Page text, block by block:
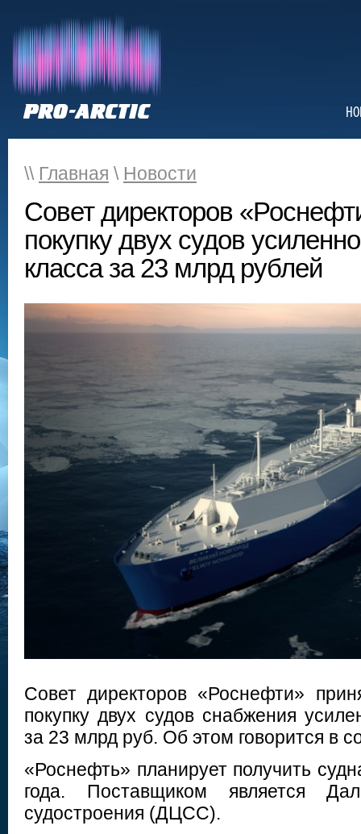
\\ Главная \ Новости
Совет директоров
покупку двух судов
класса за 23 млрд рублей
Совет директоров «Роснефти»
покупку двух судов снабжения
за 23 млрд руб. Об этом говорится в
«Роснефть» планирует получить
года. Поставщиком является
судостроения (ДЦСС).